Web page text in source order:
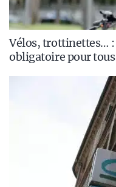
Vélos, trottinettes…
obligatoire pour tous